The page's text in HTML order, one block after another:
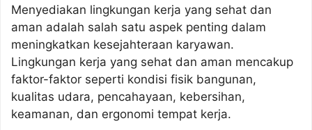
Menyediakan lingkungan kerja yang sehat dan
aman adalah salah satu aspek penting dalam
meningkatkan kesejahteraan karyawan.
Lingkungan kerja yang sehat dan aman mencakup
faktor-faktor seperti kondisi fisik bangunan,
kualitas udara, pencahayaan, kebersihan,
keamanan, dan ergonomi tempat kerja.